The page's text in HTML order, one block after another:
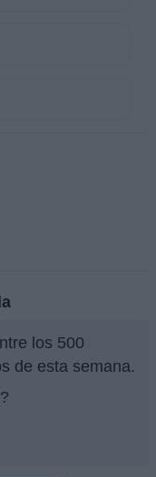
los 500
de esta semana.